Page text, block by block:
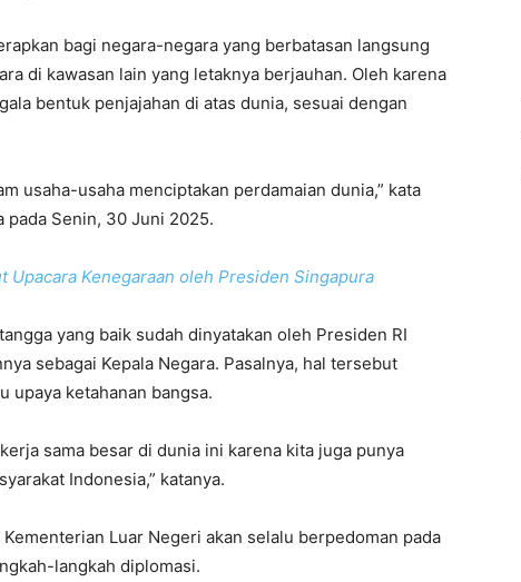
bagi negara-negara yang berbatasan langsung
di kawasan lain yang letaknya berjauhan. Oleh karena
bentuk penjajahan di atas dunia, sesuai dengan
usaha-usaha menciptakan perdamaian dunia,” kata
Senin, 30 Juni 2025.
Upacara Kenegaraan oleh Presiden Singapura
yang baik sudah dinyatakan oleh Presiden RI
sebagai Kepala Negara. Pasalnya, hal tersebut
upaya ketahanan bangsa.
sama besar di dunia ini karena kita juga punya
Indonesia,” katanya.
Luar Negeri akan selalu berpedoman pada
langkah diplomasi.